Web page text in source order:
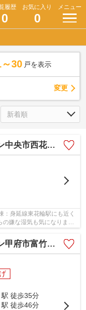
履歴
0
お気に入り
0
メニュー
～30 戸を表示
変更
花輪第2 4号棟
身延線東花輪駅にも近く
の嫌な湿気も気になりませ
富竹第5 3号棟
駅 徒歩35分
駅 徒歩46分